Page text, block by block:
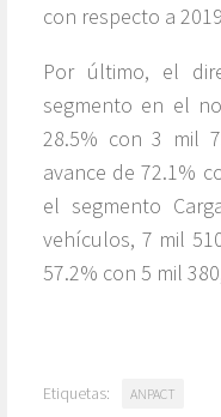
con respecto a
Por último, el
segmento en el
28.5% con 3 mil
avance de 72.1%
el segmento
vehículos, 7 mil
57.2% con 5 mil
Etiquetas: ANPACT